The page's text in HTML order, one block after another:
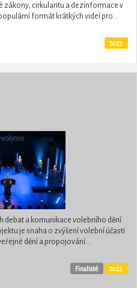
cirkularitu a dezinformace v
formát krátkých videí pro...
2025
debat a ​​komunikace volebního dění
je snaha o zvýšení volební účasti
dění a propojování...
2025
Finalisté